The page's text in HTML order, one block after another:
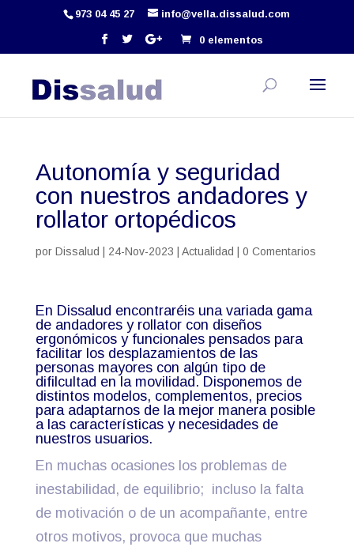
973 04 45 27 info@vella.dissalud.com
0 elementos
Autonomía y seguridad
con nuestros andadores y
rollator ortopédicos
por Dissalud 24-Nov-2023 Actualidad 0 Comentarios
En Dissalud encontraréis una variada gama
de andadores y rollator con diseños
ergonómicos y funcionales pensados para
facilitar los desplazamientos de las
personas mayores con algún tipo de
difilcultad en la movilidad. Disponemos de
distintos modelos, complementos, precios
para adaptarnos de la mejor manera posible
a las características y necesidades de
nuestros usuarios.
En muchas ocasiones los problemas de
inestabilidad, de equilibrio; incluso la falta
de motivación o de un acompañante, entre
otros motivos, provoca que muchas